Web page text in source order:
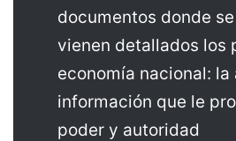
documentos donde
vienen detallados los
economía nacional: la
información que le
poder y autoridad